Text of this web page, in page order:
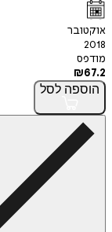
אוקטובר
2018
מודפס
₪67.2
הוספה לסל